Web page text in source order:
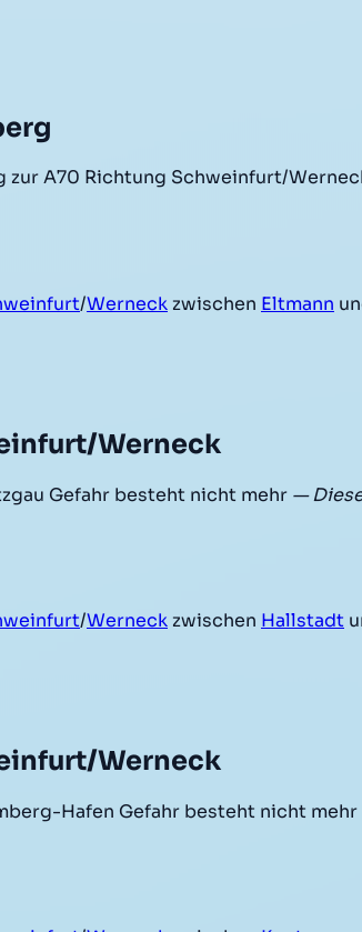
zur A70 Richtung Schweinfurt/
/Werneck zwischen Eltmann
Werneck
Gefahr besteht nicht mehr —
/Werneck zwischen Hallstadt
Werneck
Hafen Gefahr besteht nicht mehr